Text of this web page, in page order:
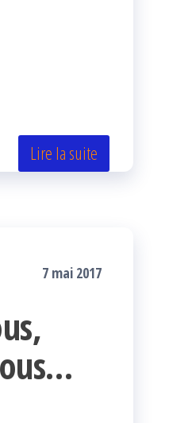
Lire la suite
7 mai 2017